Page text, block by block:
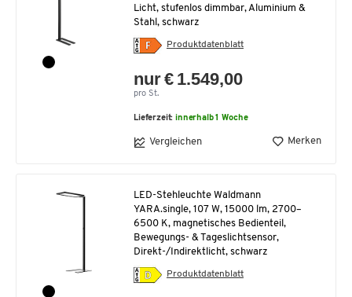
Licht, stufenlos dimmbar, Aluminium &
Stahl, schwarz
Produktdatenblatt
nur € 1.549,00
pro St.
Lieferzeit:innerhalb 1 Woche
Vergleichen Merken
LED-Stehleuchte Waldmann
YARA.single, 107 W, 15000 lm, 2700–
6500 K, magnetisches Bedienteil,
Bewegungs- & Tageslichtsensor,
Direkt-/Indirektlicht, schwarz
Produktdatenblatt